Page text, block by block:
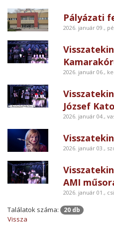
Pályázati
2026. január 09.,
2026. január 06.,
József
2026. január 04.,
2026. január 03.,
AMI
2026. január 01.,
Találatok száma: 20 db
Vissza